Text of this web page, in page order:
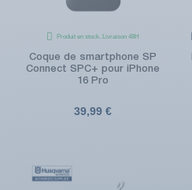
Produit en stock. Livraison 48H
Coque de smartphone SP
Connect SPC+ pour iPhone
16 Pro
39,99 €